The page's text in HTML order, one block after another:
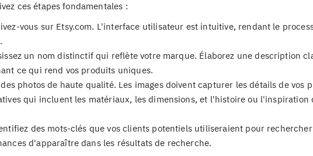
ces étapes fondamentales :
vous sur Etsy.com. L'interface utilisateur est intuitive, rendant le
un nom distinctif qui reflète votre marque. Élaborez une description
ce qui rend vos produits uniques.
photos de haute qualité. Les images doivent capturer les détails de vos
qui incluent les matériaux, les dimensions, et l'histoire ou l'inspiration
des mots-clés que vos clients potentiels utiliseraient pour rechercher
d'apparaître dans les résultats de recherche.